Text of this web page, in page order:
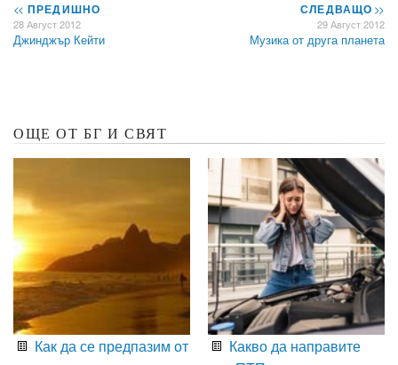
<< ПРЕДИШНО
28 Август 2012
Джинджър Кейти
СЛЕДВАЩО>>
29 Август 2012
Музика от друга планета
ОЩЕ ОТ БГ И СВЯТ
Как да се предпазим от
Какво да направите